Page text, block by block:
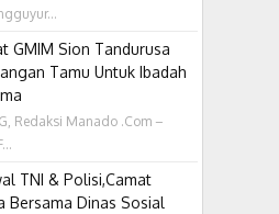
GMIM Sion Tandurusa
Tamu Untuk Ibadah
Redaksi Manado .Com –
TNI & Polisi,Camat
Bersama Dinas Sosial